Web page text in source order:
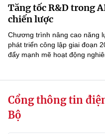
Sở Khoa học và Công
Chuyển đổi số
Bưu chính, Viễn thông
Năng lượng nguyên tử
Văn bản QPPL
Văn bản chỉ đạo điều
Lấy ý kiến người dân
MST IOFFICE
THỐNG KÊ
Khoa học và Công nghệ
Đổi mới sáng tạo
Chuyển đổi số
Multimedia
Khác
Videos
Tăng tốc R&D trong
chiến lược
Chương trình nâng cao năng
phát triển công lập giai đoạn
đẩy mạnh mẽ hoạt động
Cổng thông tin
Bộ